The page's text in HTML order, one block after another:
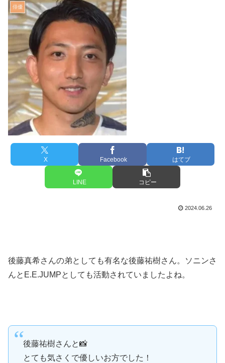
俳優
X Facebook はてブ
LINE コピー
2024.06.26
後藤真希さんの弟としても有名な後藤祐樹さん。ソニンさ
んとE.E.JUMPとしても活動されていましたよね。
後藤祐樹さんと📸
とても気さくで優しいお方でした！